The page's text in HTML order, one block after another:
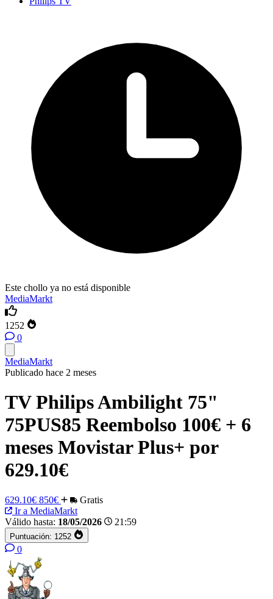
Este chollo ya no está disponible
MediaMarkt
1252
0
MediaMarkt
Publicado hace 2 meses
TV Philips Ambilight 75"
75PUS85 Reembolso 100€ + 6
meses Movistar Plus+ por
629.10€
629.10€ 850€
Gratis
Ir a MediaMarkt
Válido hasta: 18/05/2026 21:59
Puntuación: 1252
0